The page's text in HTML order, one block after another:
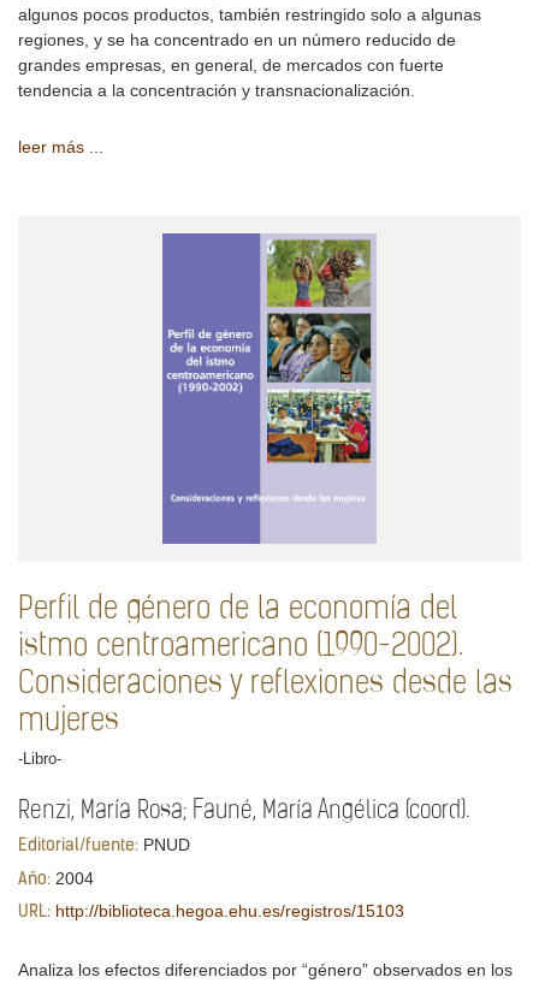
algunos pocos productos, también restringido solo a algunas
regiones, y se ha concentrado en un número reducido de
grandes empresas, en general, de mercados con fuerte
tendencia a la concentración y transnacionalización.
leer más ...
Perfil de género de la economía del
istmo centroamericano (1990-2002).
Consideraciones y reflexiones desde las
mujeres
-Libro-
Renzi, María Rosa; Fauné, María Angélica (coord).
Editorial/fuente: PNUD
Año: 2004
URL: http://biblioteca.hegoa.ehu.es/registros/15103
Analiza los efectos diferenciados por “género” observados en los